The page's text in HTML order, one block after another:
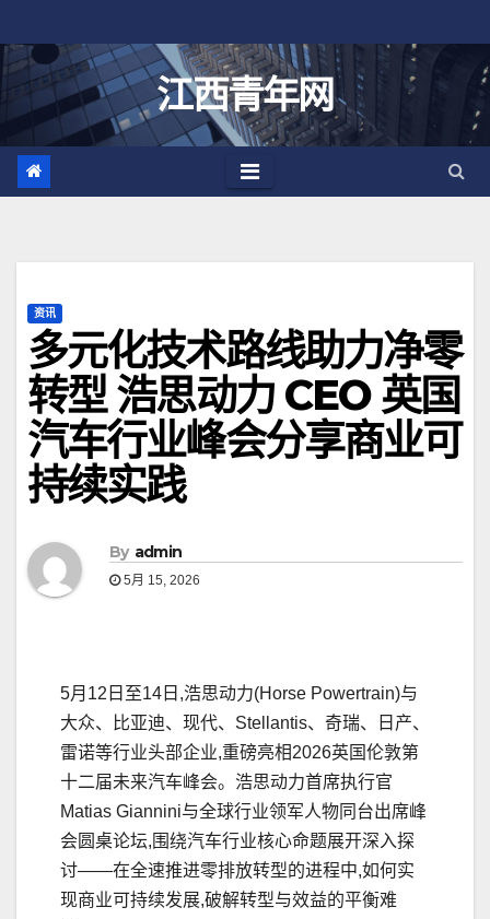
至
江西青年网
资讯
多元化技术路线助力净零
转型 浩思动力 CEO 英国
汽车行业峰会分享商业可
持续实践
By admin
5月 15, 2026
5月12日至14日,浩思动力(Horse Powertrain)与
大众、比亚迪、现代、Stellantis、奇瑞、日产、
雷诺等行业头部企业,重磅亮相2026英国伦敦第
十二届未来汽车峰会。浩思动力首席执行官
Matias Giannini与全球行业领军人物同台出席峰
会圆桌论坛,围绕汽车行业核心命题展开深入探
讨——在全速推进零排放转型的进程中,如何实
现商业可持续发展,破解转型与效益的平衡难